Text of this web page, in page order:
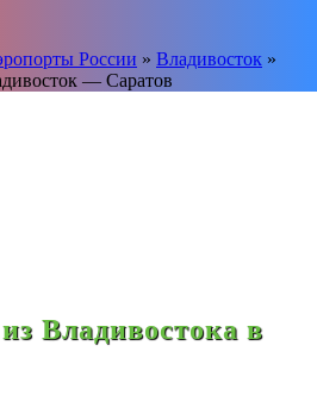
России » Владивосток »
— Саратов
Владивостока в